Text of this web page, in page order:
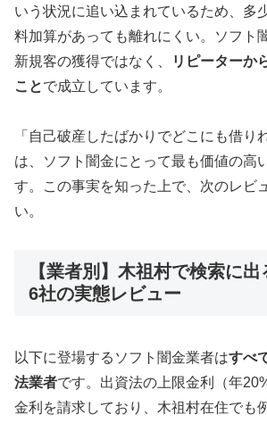
いう状況に追い込まれているため、多
料加算があっても離れにくい。ソフト
新規客の獲得ではなく、
リピーターか
ことで成立しています。
「自己破産したばかりでどこにも借り
は、ソフト闇金にとって最も価値の高
す。この事実を知った上で、次のレビ
い。
【業者別】木祖村で検索に
6社の実態レビュー
以下に登場するソフト闇金業者はすべ
法業者です。出資法の上限金利（年
金利を請求しており、木祖村在住でも